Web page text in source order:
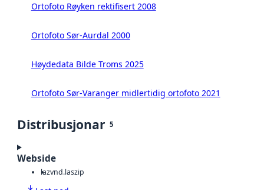
Ortofoto Røyken rektifisert 2008
Ortofoto Sør-Aurdal 2000
Høydedata Bilde Troms 2025
Ortofoto Sør-Varanger midlertidig ortofoto 2021
Distribusjonar 5
Webside
lazvnd.laszip